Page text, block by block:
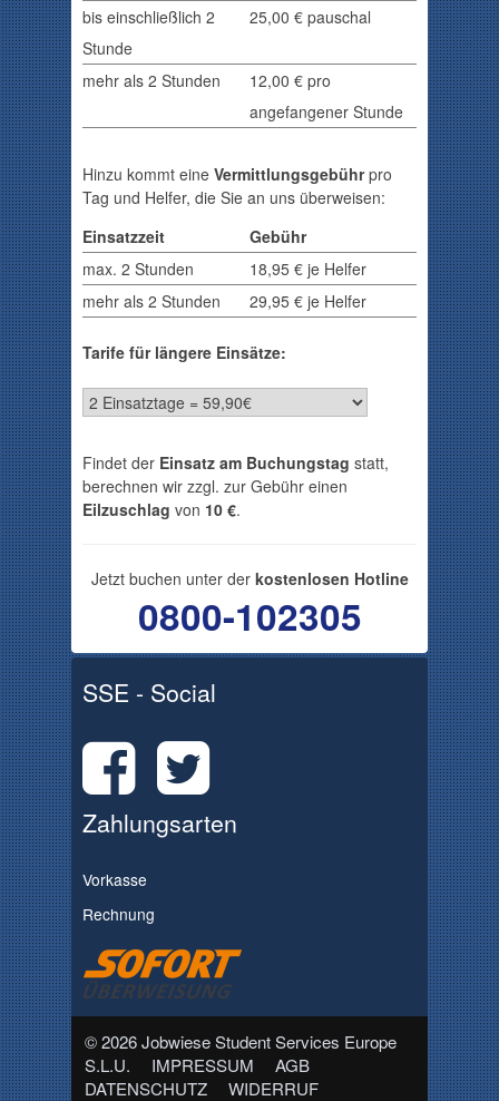
bis einschließlich 2
Stunde
25,00 € pauschal
mehr als 2 Stunden 12,00 € pro
angefangener Stunde
Hinzu kommt eine Vermittlungsgebührpro
Tag und Helfer, die Sie an uns überweisen:
Einsatzzeit
Gebühr
max. 2 Stunden
18,95 € je Helfer
mehr als 2 Stunden
29,95 € je Helfer
Tarife für längere Einsätze:
Findet der Einsatz am Buchungstag statt,
berechnen wir zzgl. zur Gebühr einen
Eilzuschlag von 10 €.
Jetzt buchen unter derkostenlosen Hotline
0800-102305
SSE - Social
Zahlungsarten
Vorkasse
Rechnung
© 2026 Jobwiese Student Services Europe
S.L.U.
IMPRESSUM
AGB
DATENSCHUTZ
WIDERRUF